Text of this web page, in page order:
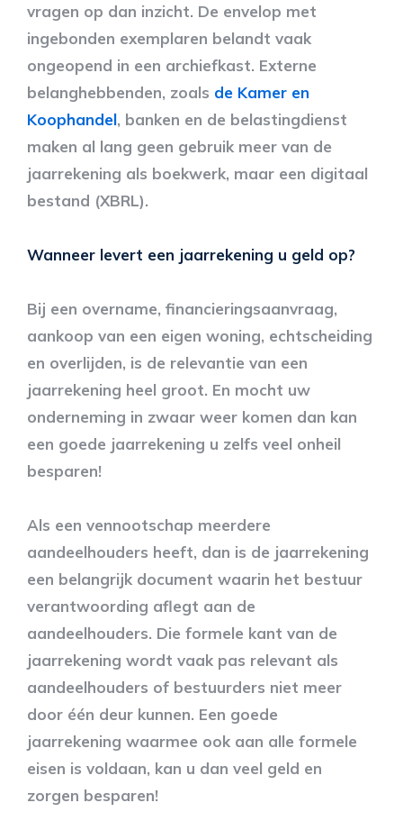
vragen op dan inzicht. De envelop met
ingebonden exemplaren belandt vaak
ongeopend in een archiefkast. Externe
belanghebbenden, zoals de Kamer en
Koophandel, banken en de belastingdienst
maken al lang geen gebruik meer van de
jaarrekening als boekwerk, maar een digitaal
bestand (XBRL).
Wanneer levert een jaarrekening u geld op?
Bij een overname, financieringsaanvraag,
aankoop van een eigen woning, echtscheiding
en overlijden, is de relevantie van een
jaarrekening heel groot. En mocht uw
onderneming in zwaar weer komen dan kan
een goede jaarrekening u zelfs veel onheil
besparen!
Als een vennootschap meerdere
aandeelhouders heeft, dan is de jaarrekening
een belangrijk document waarin het bestuur
verantwoording aflegt aan de
aandeelhouders. Die formele kant van de
jaarrekening wordt vaak pas relevant als
aandeelhouders of bestuurders niet meer
door één deur kunnen. Een goede
jaarrekening waarmee ook aan alle formele
eisen is voldaan, kan u dan veel geld en
zorgen besparen!